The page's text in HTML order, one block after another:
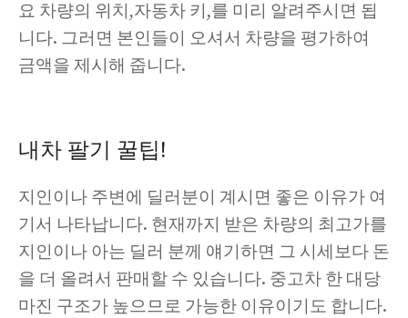
요 차량의 위치,자동차 키,를 미리 알려주시면 됩
니다. 그러면 본인들이 오셔서 차량을 평가하여
금액을 제시해 줍니다.
내차 팔기 꿀팁!
지인이나 주변에 딜러분이 계시면 좋은 이유가 여
기서 나타납니다. 현재까지 받은 차량의 최고가를
지인이나 아는 딜러 분께 얘기하면 그 시세보다 돈
을 더 올려서 판매할 수 있습니다. 중고차 한 대당
마진 구조가 높으므로 가능한 이유이기도 합니다.